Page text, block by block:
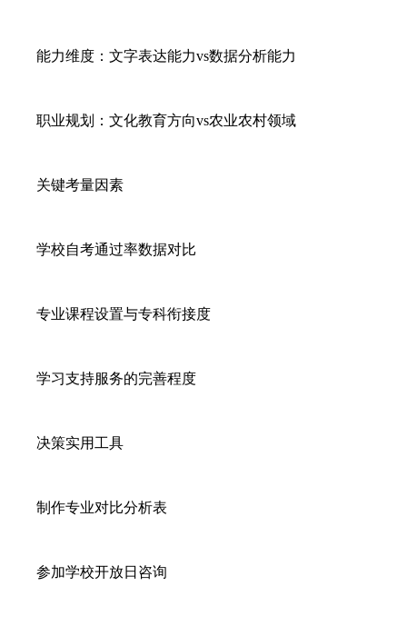
能力维度：文字表达能力vs数据分析能力
职业规划：文化教育方向vs农业农村领域
关键考量因素
学校自考通过率数据对比
专业课程设置与专科衔接度
学习支持服务的完善程度
决策实用工具
制作专业对比分析表
参加学校开放日咨询